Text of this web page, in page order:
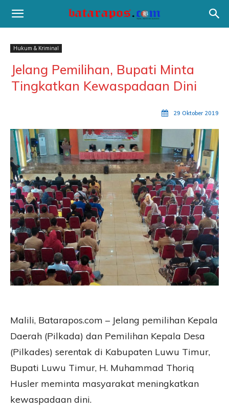
Hukum & Kriminal
Jelang Pemilihan, Bupati Minta
Tingkatkan Kewaspadaan Dini
29 Oktober 2019
Malili, Batarapos.com – Jelang pemilihan Kepala
Daerah (Pilkada) dan Pemilihan Kepala Desa
(Pilkades) serentak di Kabupaten Luwu Timur,
Bupati Luwu Timur, H. Muhammad Thoriq
Husler meminta masyarakat meningkatkan
kewaspadaan dini.